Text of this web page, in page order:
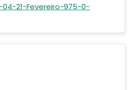
21-Fevereiro-975-0-